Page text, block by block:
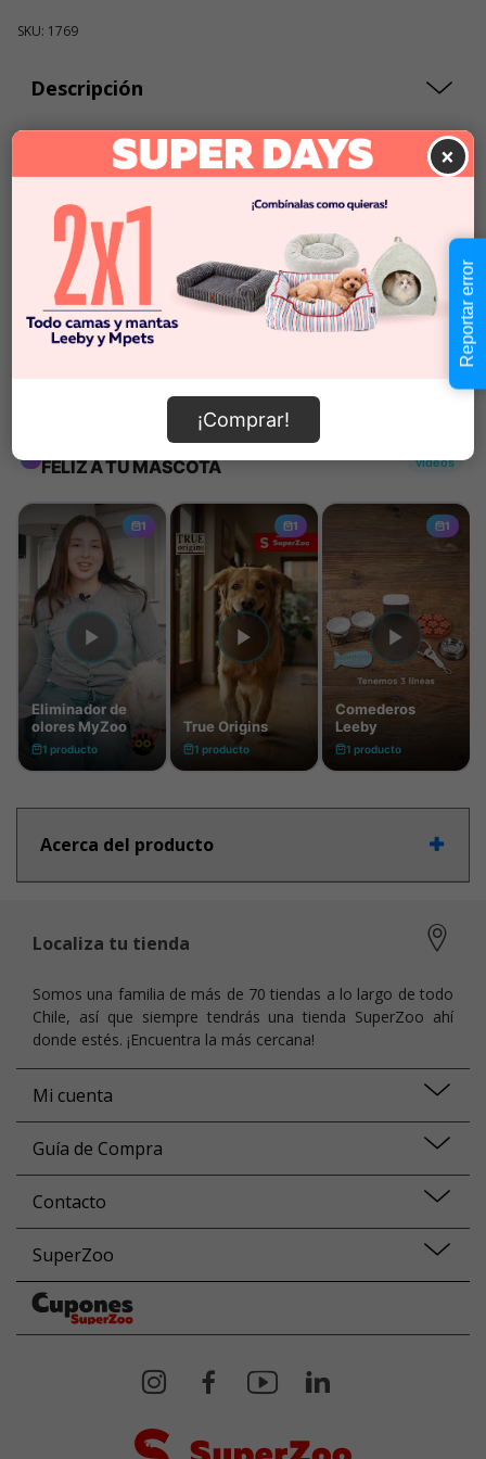
SKU: 1769
Descripción
Cantidad:
-
disponible
Añadir al carrito
Información de envío
Acerca del producto
×
¡Comprar!
Localiza tu tienda
Somos una familia de más de 70 tiendas a lo largo de todo
Chile, así que siempre tendrás una tienda SuperZoo ahí
donde estés. ¡Encuentra la más cercana!
Mi cuenta
Guía de Compra
Contacto
SuperZoo
Reportar error